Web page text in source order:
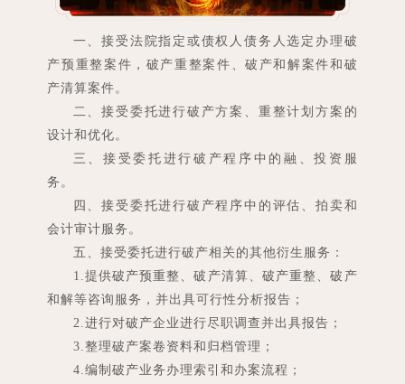
一、接受法院指定或债权人债务人选定办理破
产预重整案件，破产重整案件、破产和解案件和破
产清算案件。
二、接受委托进行破产方案、重整计划方案的
设计和优化。
三、接受委托进行破产程序中的融、投资服
务。
四、接受委托进行破产程序中的评估、拍卖和
会计审计服务。
五、接受委托进行破产相关的其他衍生服务：
1.提供破产预重整、破产清算、破产重整、破产
和解等咨询服务，并出具可行性分析报告；
2.进行对破产企业进行尽职调查并出具报告；
3.整理破产案卷资料和归档管理；
4.编制破产业务办理索引和办案流程；